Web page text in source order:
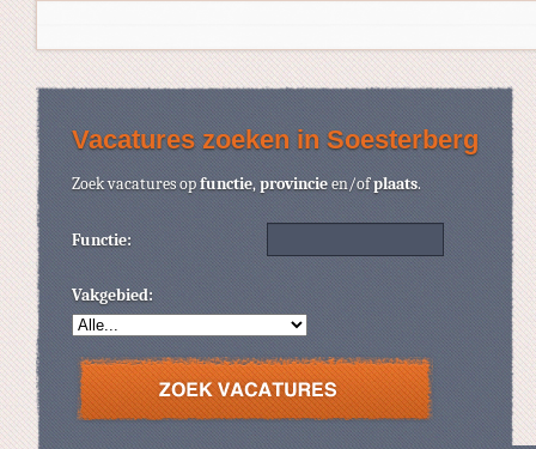
Vacatures zoeken in Soesterberg
Zoek vacatures opfunctie,provincieen/ofplaats.
Functie:
Vakgebied: